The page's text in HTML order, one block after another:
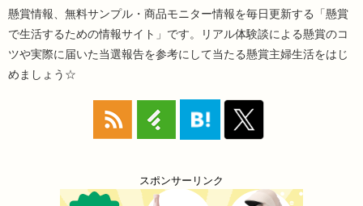
懸賞情報、無料サンプル・商品モニター情報を毎日更新する「懸賞
で生活するための情報サイト」です。リアル体験談による懸賞のコ
ツや実際に届いた当選報告を参考にして当たる懸賞主婦生活をはじ
めましょう☆
スポンサーリンク